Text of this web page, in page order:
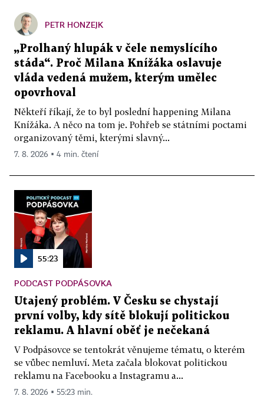
PETR HONZEJK
„Prolhaný hlupák v čele nemyslícího
stáda“. Proč Milana Knížáka oslavuje
vláda vedená mužem, kterým umělec
opovrhoval
Někteří říkají, že to byl poslední happening Milana
Knížáka. A něco na tom je. Pohřeb se státními poctami
organizovaný těmi, kterými slavný...
7. 8. 2026 ▪ 4 min. čtení
55:23
PODCAST PODPÁSOVKA
Utajený problém. V Česku se chystají
první volby, kdy sítě blokují politickou
reklamu. A hlavní oběť je nečekaná
V Podpásovce se tentokrát věnujeme tématu, o kterém
se vůbec nemluví. Meta začala blokovat politickou
reklamu na Facebooku a Instagramu a...
7. 8. 2026 ▪ 55:23 min.